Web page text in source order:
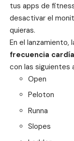
tus apps de
desactivar el
quieras.
En el lanzamiento,
frecuencia
con las siguientes
Open
Peloton
Runna
Slopes